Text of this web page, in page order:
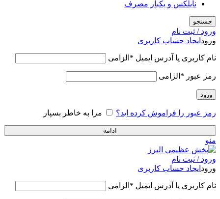
نایلکس و یکبار مصرف
جستجو
ورود / ثبت نام
ورود ایجاد حساب کاربری
نام کاربری یا آدرس ایمیل * الزامی
رمز عبور * الزامی
ورود
رمز عبور را فراموش کرده اید؟ مرا به خاطر بسپار
ادامه
منو
ورود / ثبت نام
ورود ایجاد حساب کاربری
نام کاربری یا آدرس ایمیل * الزامی